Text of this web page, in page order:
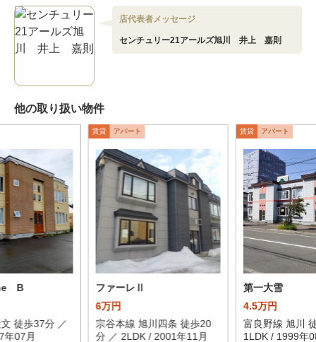
店代表者メッセージ
センチュリー21アールズ旭川 井上 嘉則
他の取り扱い物件
B
徒歩37分 ／
年07月
賃貸 アパート
ファーレⅡ
6万円
宗谷本線 旭川四条 徒歩20
分 ／ 2LDK / 2001年11月
賃貸 アパート
第一大雪
4.5万円
富良野線 旭川
1LDK / 1999年